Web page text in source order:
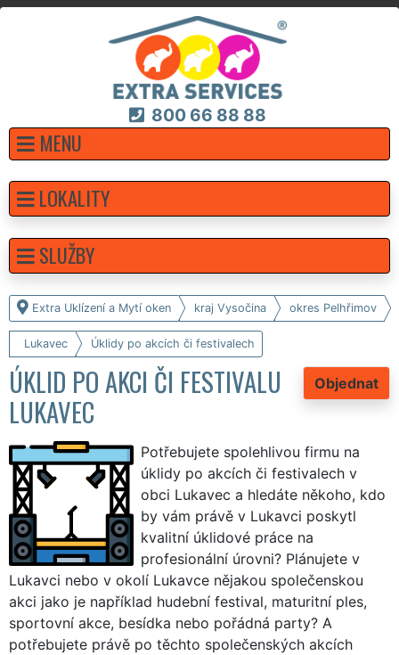
800 66 88 88
MENU
Extra Uklízení a Mytí oken kraj Vysočina okres Pelhřimov
Lukavec Úklidy po akcích či festivalech
Objednat
ÚKLID PO AKCI ČI FESTIVALU
LUKAVEC
Potřebujete spolehlivou firmu na
úklidy po akcích či festivalech v
obci Lukavec a hledáte někoho, kdo
by vám právě v Lukavci poskytl
kvalitní úklidové práce na
profesionální úrovni? Plánujete v
Lukavci nebo v okolí Lukavce nějakou společenskou
akci jako je například hudební festival, maturitní ples,
sportovní akce, besídka nebo pořádná party? A
potřebujete právě po těchto společenských akcích
LOKALITY
SLUŽBY